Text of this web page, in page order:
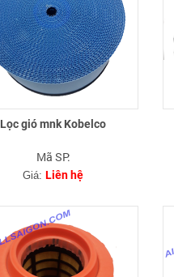
Lọc gió mnk Kobelco
Mã SP:
Giá: Liên hệ